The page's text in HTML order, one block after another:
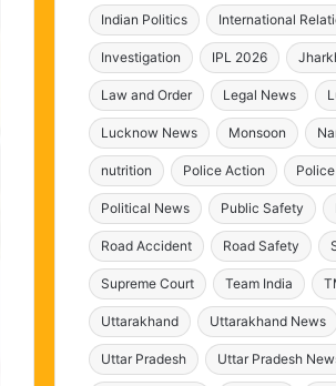
Indian Politics International
Investigation IPL 2026
Law and Order Legal News
Lucknow News Monsoon
nutrition Police Action
Political News Public Safety
Road Accident Road Safety
Supreme Court Team India
Uttarakhand Uttarakhand News
Uttar Pradesh Uttar Pradesh